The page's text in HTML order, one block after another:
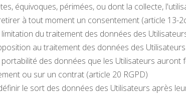
équivoques, périmées, ou dont la collecte,
à tout moment un consentement (article 13-
du traitement des données des
au traitement des données des
des données que les Utilisateurs
ou sur un contrat (article 20 RGPD)
le sort des données des Utilisateurs après